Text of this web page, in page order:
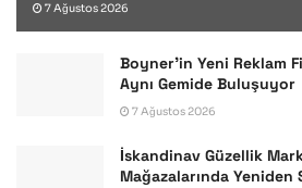
7 Ağustos 2026
Boyner’in Yeni Reklam
Aynı Gemide Buluşuyor
7 Ağustos 2026
İskandinav Güzellik
Mağazalarında Yeniden